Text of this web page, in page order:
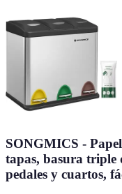
SONGMICS -
tapas, basura triple
pedales y cuartos,